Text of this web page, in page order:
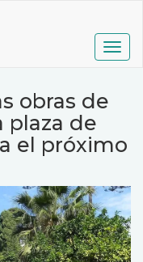
obras de
plaza de
el próximo